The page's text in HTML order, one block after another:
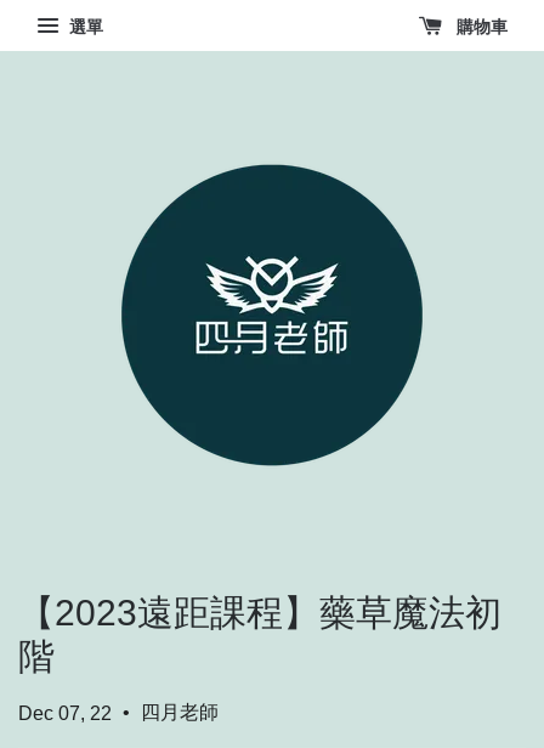
選單 購物車
【2023遠距課程】藥草魔法初
階
Dec 07, 22 • 四月老師